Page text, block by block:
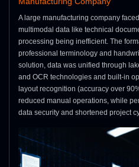
A large manufacturing company
multimodal data like technical
processing being inefficient. The
professional terminology and
solution, data was unified through
and OCR technologies and built-in
layout recognition (accuracy over
reduced manual operations, while
data security and shortened project